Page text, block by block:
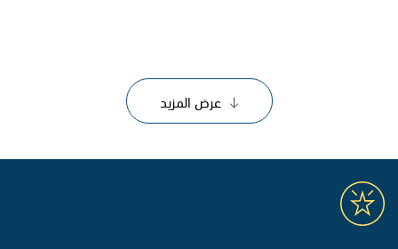
عرض المزيد